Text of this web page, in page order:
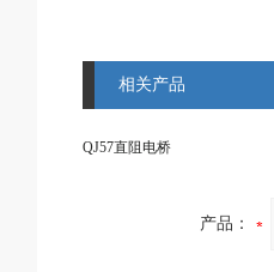
相关产品
QJ57直阻电桥
产品：